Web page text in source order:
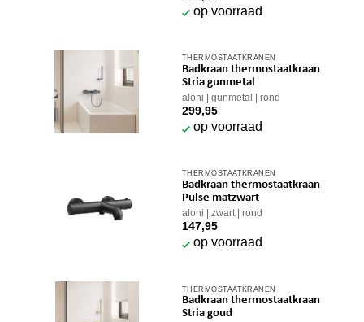
op voorraad
THERMOSTAATKRANEN
Badkraan thermostaatkraan
Stria gunmetal
aloni gunmetal rond
299,95
op voorraad
THERMOSTAATKRANEN
Badkraan thermostaatkraan
Pulse matzwart
aloni zwart rond
147,95
op voorraad
THERMOSTAATKRANEN
Badkraan thermostaatkraan
Stria goud